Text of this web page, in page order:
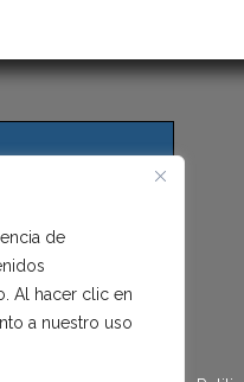
de
Al hacer clic en
a nuestro uso